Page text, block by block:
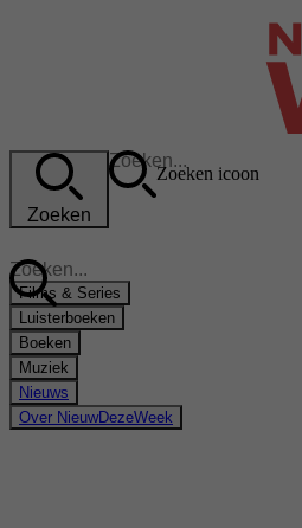
Zoeken
Zoeken icoon
Films & Series
Luisterboeken
Boeken
Muziek
Nieuws
Over NieuwDezeWeek